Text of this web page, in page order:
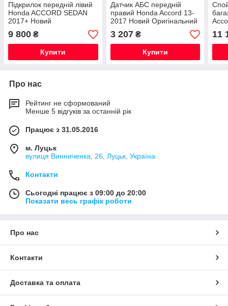
Підкрилок передній лівий
Honda ACCORD SEDAN
2017+ Новий
Оригінальний
9 800 ₴
Купити
Датчик АБС передній
правий Honda Accord 13-
2017 Новий Оригінальний
3 207₴
Купити
11
Про нас
Рейтинг не сформований
Менше 5 відгуків за останній рік
Працює з 31.05.2016
м. Луцьк
вулиця Винниченка, 26, Луцьк, Україна
Контакти
Сьогодні працює з 09:00 до 20:00
Показати весь графік роботи
Про нас
Контакти
Доставка та оплата